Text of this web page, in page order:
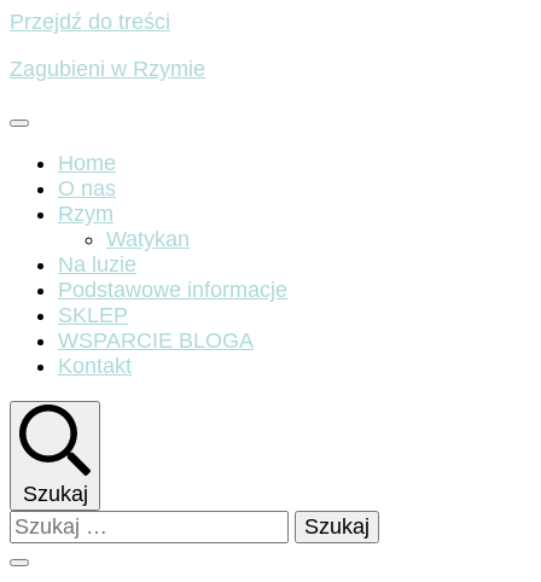
Przejdź do treści
Zagubieni w Rzymie
Home
O nas
Rzym
Watykan
Na luzie
Podstawowe informacje
SKLEP
WSPARCIE BLOGA
Kontakt
Szukaj
Szukaj: